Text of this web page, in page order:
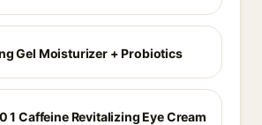
Gel Moisturizer + Probiotics
1 Caffeine Revitalizing Eye Cream